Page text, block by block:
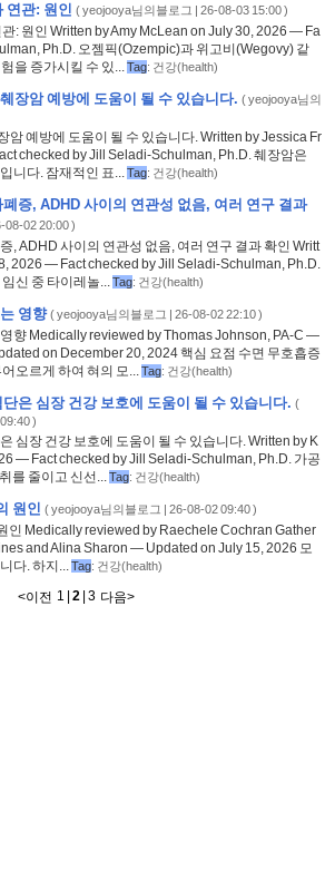
연관: 원인 (yeojooya님의블로그 | 26-08-03 15:00 )
: 원인 Written by Amy McLean on July 30, 2026 — Fa
Ph.D. 오젬픽(Ozempic)과 위고비(Wegovy) 같
을 증가시킬 수 있...Tag: 건강(health)
장암 예방에 도움이 될 수 있습니다. (yeojooya님의
암 예방에 도움이 될 수 있습니다. Written by Jessica Fr
checked by Jill Seladi-Schulman, Ph.D. 췌장암은
니다. 잠재적인 표...Tag: 건강(health)
증, ADHD 사이의 연관성 없음, 여러 연구 결과
08-02 20:00 )
, ADHD 사이의 연관성 없음, 여러 연구 결과 확인 Writt
2026 — Fact checked by Jill Seladi-Schulman, Ph.D.
신 중 타이레놀...Tag: 건강(health)
영향 (yeojooya님의블로그 | 26-08-02 22:10 )
향 Medically reviewed by Thomas Johnson, PA-C —
on December 20, 2024 핵심 요점 수면 무호흡증
오르게 하여 혀의 모...Tag: 건강(health)
은 심장 건강 보호에 도움이 될 수 있습니다. (
)
심장 건강 보호에 도움이 될 수 있습니다. Written by K
— Fact checked by Jill Seladi-Schulman, Ph.D. 가공
를 줄이고 신선...Tag: 건강(health)
원인 (yeojooya님의블로그 | 26-08-02 09:40 )
인 Medically reviewed by Raechele Cochran Gather
and Alina Sharon — Updated on July 15, 2026 모
다. 하지...Tag: 건강(health)
<이전 1 2| 3 다음>